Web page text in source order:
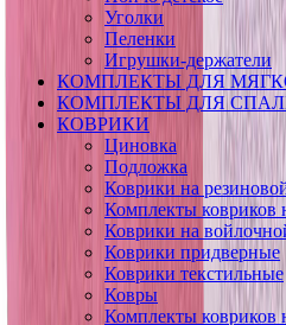
Уголки
Пеленки
Игрушки-держатели
КОМПЛЕКТЫ ДЛЯ
КОМПЛЕКТЫ ДЛЯ
КОВРИКИ
Циновка
Подложка
Коврики на
Комплекты ковриков
Коврики на
Коврики придверные
Коврики текстильные
Ковры
Комплекты ковриков